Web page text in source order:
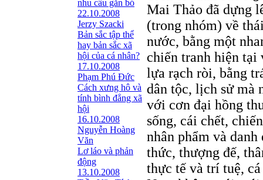
nhu cầu gắn bó
22.10.2008
Jerzy Szacki
Bản sắc tập thể
hay bản sắc xã
hội của cá nhân?
17.10.2008
Phạm Phú Đức
Cách xưng hô và
tính bình đẳng xã
hội
16.10.2008
Nguyễn Hoàng
Văn
Lơ láo và phản
động
13.10.2008
Mai Thảo đã dựng
(trong nhóm) về
nước, bằng một
chiến tranh hiện tại
lựa rạch ròi, bằng
dân tộc, lịch sử mà
với cơn đại hồng
sống, cái chết,
nhân phẩm và
thức, thượng đế,
thực tế và trí tuệ,